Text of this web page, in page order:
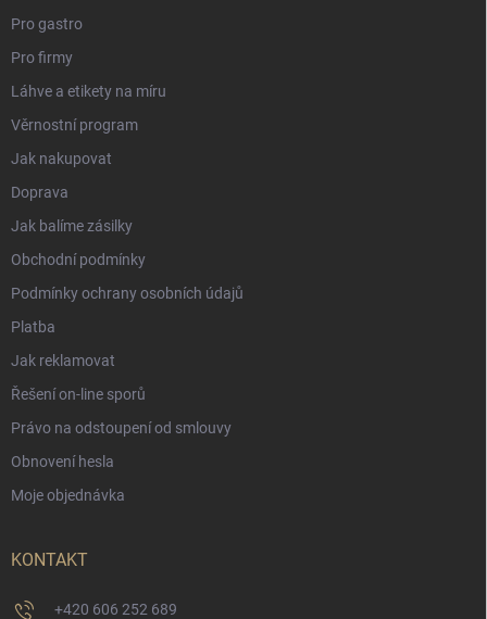
Pro gastro
Pro firmy
Láhve a etikety na míru
Věrnostní program
Jak nakupovat
Doprava
Jak balíme zásilky
Obchodní podmínky
Podmínky ochrany osobních údajů
Platba
Jak reklamovat
Řešení on-line sporů
Právo na odstoupení od smlouvy
Obnovení hesla
Moje objednávka
KONTAKT
+420 606 252 689